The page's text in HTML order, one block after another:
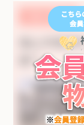
◆シャッター付
収納や作業ス
飲食店が身近
可能なゆとり